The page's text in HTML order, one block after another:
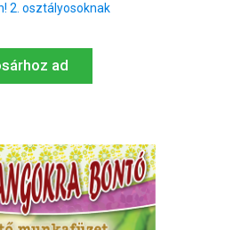
2. osztályosoknak
ad